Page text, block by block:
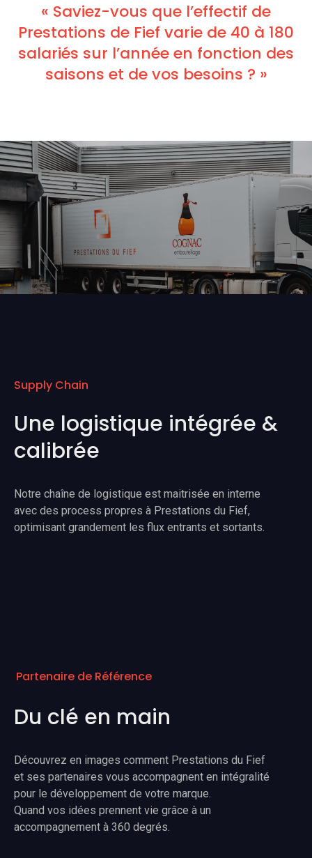
« Saviez-vous que l’effectif de
Prestations de Fief varie de 40 à 180
salariés sur l’année en fonction des
saisons et de vos besoins ? »
Supply Chain
Une logistique intégrée &
calibrée
Notre chaîne de logistique est maitrisée en interne
avec des process propres à Prestations du Fief,
optimisant grandement les flux entrants et sortants.
Partenaire de Référence
Du clé en main
Découvrez en images comment Prestations du Fief
et ses partenaires vous accompagnent en intégralité
pour le développement de votre marque.
Quand vos idées prennent vie grâce à un
accompagnement à 360 degrés.